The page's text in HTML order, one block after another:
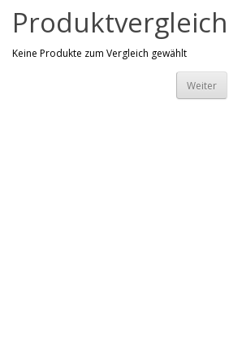
Produktvergleich
Keine Produkte zum Vergleich gewählt
Weiter